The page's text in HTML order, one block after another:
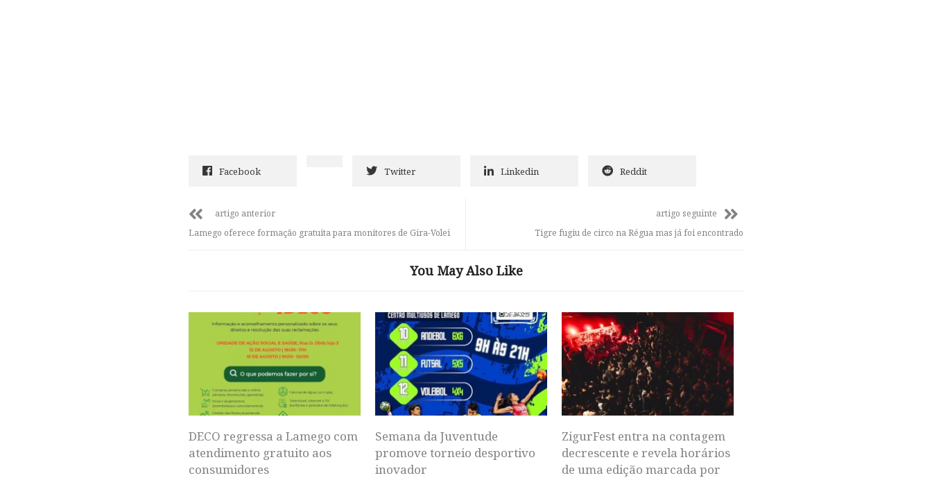
Facebook Twitter Linkedin Reddit
artigo anterior
Lamego oferece formação gratuita para monitores de Gira-Volei
artigo seguinte
Tigre fugiu de circo na Régua mas já foi encontrado
You May Also Like
DECO regressa a Lamego com
atendimento gratuito aos
consumidores
Semana da Juventude
promove torneio desportivo
inovador
ZigurFest entra na contagem
decrescente e revela horários
de uma edição marcada por